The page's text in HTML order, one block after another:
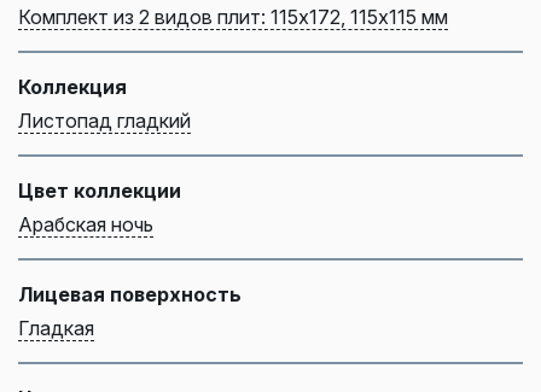
Комплект из 2 видов плит: 115х172, 115х115 мм
Коллекция
Листопад гладкий
Цвет коллекции
Арабская ночь
Лицевая поверхность
Гладкая